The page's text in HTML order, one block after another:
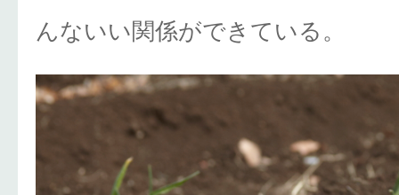
んないい関係ができている。